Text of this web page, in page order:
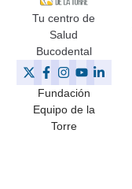
Tu centro de
Salud
Bucodental
Fundación
Equipo de la
Torre